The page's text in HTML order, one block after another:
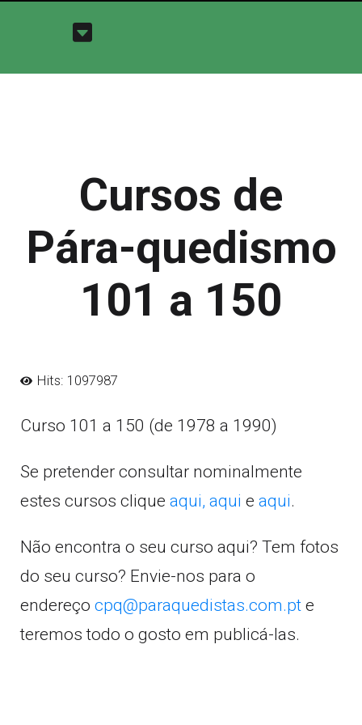
Cursos de
Pára-quedismo
101 a 150
Hits: 1097987
Curso 101 a 150 (de 1978 a 1990)
Se pretender consultar nominalmente
estes cursos clique aqui, aqui e aqui.
Não encontra o seu curso aqui? Tem fotos
do seu curso? Envie-nos para o
endereço cpq@paraquedistas.com.pt e
teremos todo o gosto em publicá-las.